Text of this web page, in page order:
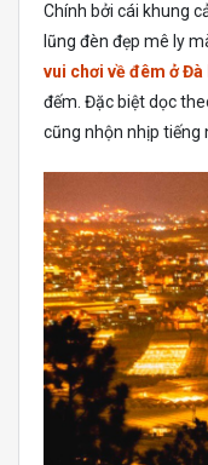
Chính bởi cái khung
lũng đèn đẹp mê ly
vui chơi về đêm ở Đà
đếm. Đặc biệt dọc
cũng nhộn nhịp tiếng